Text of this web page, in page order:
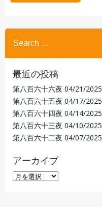
Search
for:
最近の投稿
第八百六十六夜 04/21/2025
第八百六十五夜 04/17/2025
第八百六十四夜 04/14/2025
第八百六十三夜 04/10/2025
第八百六十二夜 04/07/2025
アーカイブ
ア